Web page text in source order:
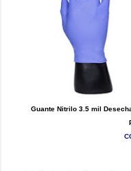
Guante Nitrilo 3.5 mil